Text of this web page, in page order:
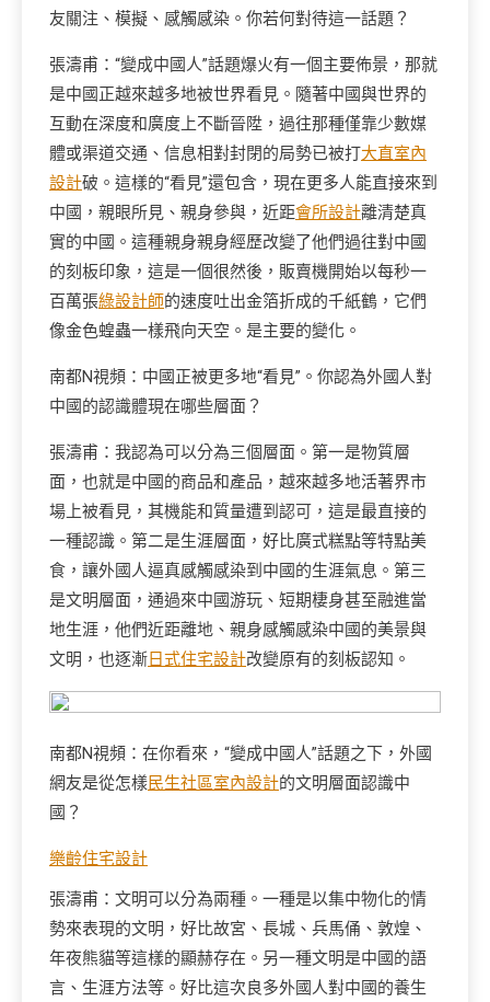
友關注、模擬、感觸感染。你若何對待這一話題？
張濤甫：“變成中國人”話題爆火有一個主要佈景，那就
是中國正越來越多地被世界看見。隨著中國與世界的
互動在深度和廣度上不斷晉陞，過往那種僅靠少數媒
體或渠道交通、信息相對封閉的局勢已被打大直室內
設計破。這樣的“看見”還包含，現在更多人能直接來到
中國，親眼所見、親身參與，近距會所設計離清楚真
實的中國。這種親身親身經歷改變了他們過往對中國
的刻板印象，這是一個很然後，販賣機開始以每秒一
百萬張綠設計師的速度吐出金箔折成的千紙鶴，它們
像金色蝗蟲一樣飛向天空。是主要的變化。
南都N視頻：中國正被更多地“看見”。你認為外國人對
中國的認識體現在哪些層面？
張濤甫：我認為可以分為三個層面。第一是物質層
面，也就是中國的商品和產品，越來越多地活著界市
場上被看見，其機能和質量遭到認可，這是最直接的
一種認識。第二是生涯層面，好比廣式糕點等特點美
食，讓外國人逼真感觸感染到中國的生涯氣息。第三
是文明層面，通過來中國游玩、短期棲身甚至融進當
地生涯，他們近距離地、親身感觸感染中國的美景與
文明，也逐漸日式住宅設計改變原有的刻板認知。
南都N視頻：在你看來，“變成中國人”話題之下，外國
網友是從怎樣民生社區室內設計的文明層面認識中
國？
樂齡住宅設計
張濤甫：文明可以分為兩種。一種是以集中物化的情
勢來表現的文明，好比故宮、長城、兵馬俑、敦煌、
年夜熊貓等這樣的顯赫存在。另一種文明是中國的語
言、生涯方法等。好比這次良多外國人對中國的養生